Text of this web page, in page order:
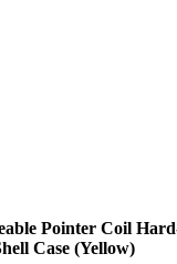
Pointer Coil
Case (Yellow)